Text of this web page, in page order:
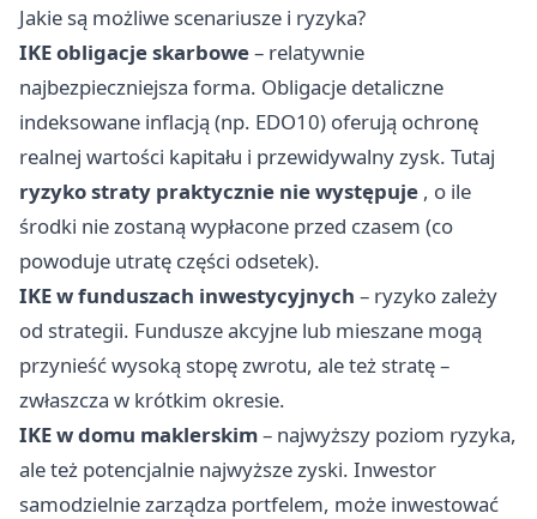
Jakie są możliwe scenariusze i ryzyka?
IKE obligacje skarbowe– relatywnie
najbezpieczniejsza forma. Obligacje detaliczne
indeksowane inflacją (np. EDO10) oferują ochronę
realnej wartości kapitału i przewidywalny zysk. Tutaj
ryzyko straty praktycznie nie występuje , o ile
środki nie zostaną wypłacone przed czasem (co
powoduje utratę części odsetek).
IKE w funduszach inwestycyjnych – ryzyko zależy
od strategii. Fundusze akcyjne lub mieszane mogą
przynieść wysoką stopę zwrotu, ale też stratę –
zwłaszcza w krótkim okresie.
IKE w domu maklerskim– najwyższy poziom ryzyka,
ale też potencjalnie najwyższe zyski. Inwestor
samodzielnie zarządza portfelem, może inwestować